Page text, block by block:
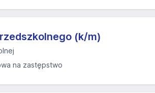
(k/m)
na zastępstwo